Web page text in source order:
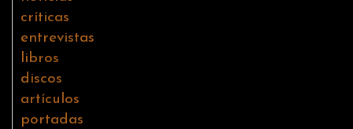
críticas
entrevistas
libros
discos
artículos
portadas